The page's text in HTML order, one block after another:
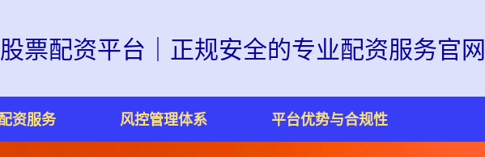
票配资平台｜正规安全的专业配资服务官网
资服务 风控管理体系 平台优势与合规性